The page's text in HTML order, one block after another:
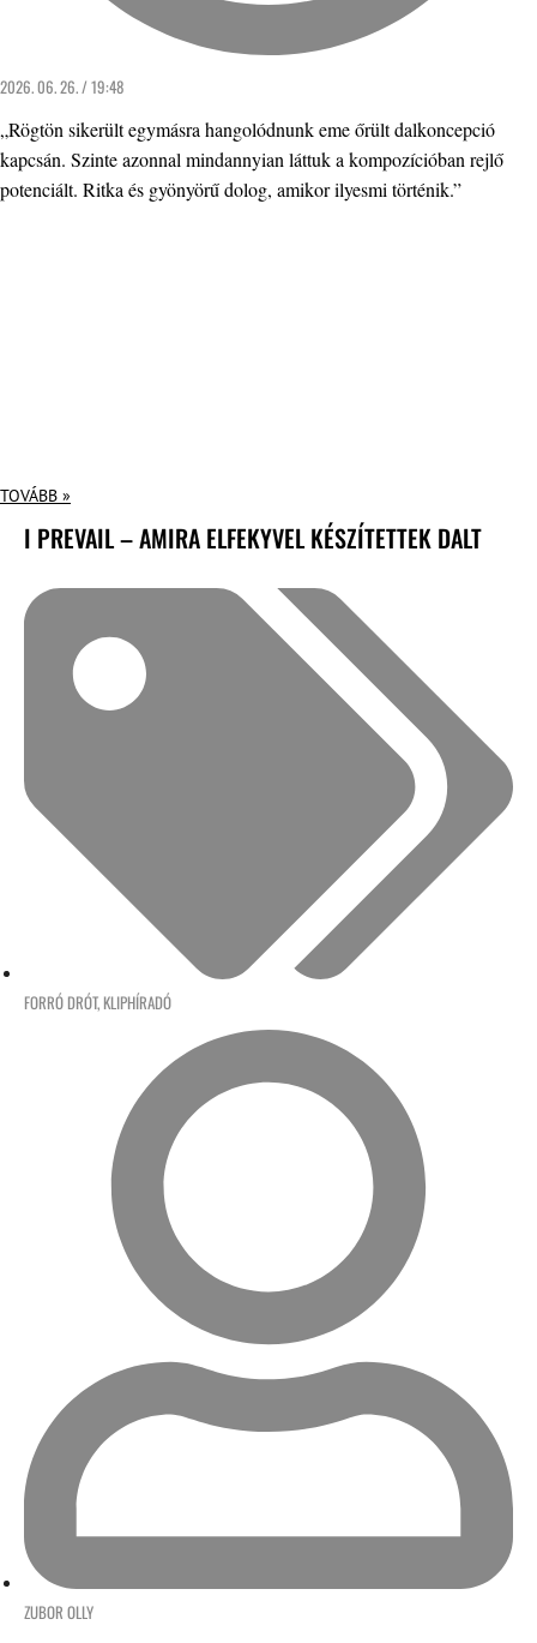
2026. 06. 26. / 19:48
„Rögtön sikerült egymásra hangolódnunk eme őrült dalkoncepció
kapcsán. Szinte azonnal mindannyian láttuk a kompozícióban rejlő
potenciált. Ritka és gyönyörű dolog, amikor ilyesmi történik.”
TOVÁBB »
I PREVAIL – AMIRA ELFEKYVEL KÉSZÍTETTEK DALT
FORRÓ DRÓT, KLIPHÍRADÓ
ZUBOR OLLY